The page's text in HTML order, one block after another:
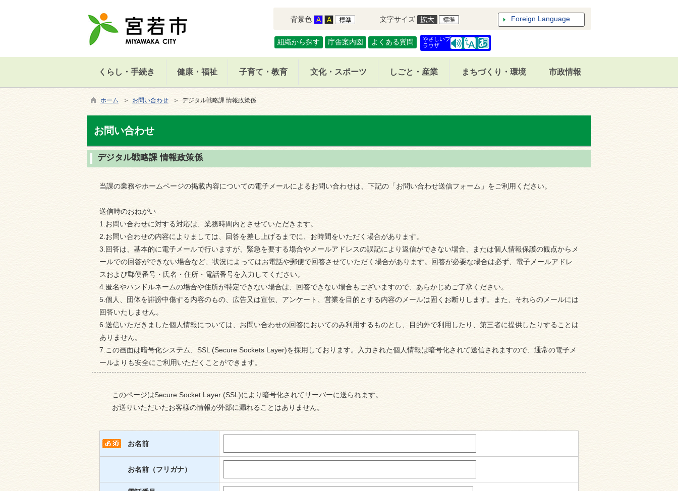
背景色 文字サイズ Foreign Language
組織から探す 庁舎案内図 よくある質問
やさしいブ
ラウザ
くらし・手続き 健康・福祉 子育て・教育 文化・スポーツ しごと・産業 まちづくり・環境 市政情報
ホーム ＞ お問い合わせ ＞ デジタル戦略課 情報政策係
お問い合わせ
デジタル戦略課 情報政策係
当課の業務やホームページの掲載内容についての電子メールによるお問い合わせは、下記の「お問い合わせ送信フォーム」をご利用ください。
送信時のおねがい
1.お問い合わせに対する対応は、業務時間内とさせていただきます。
2.お問い合わせの内容によりましては、回答を差し上げるまでに、お時間をいただく場合があります。
3.回答は、基本的に電子メールで行いますが、緊急を要する場合やメールアドレスの誤記により返信ができない場合、または個人情報保護の観点からメ
ールでの回答ができない場合など、状況によってはお電話や郵便で回答させていただく場合があります。回答が必要な場合は必ず、電子メールアドレ
スおよび郵便番号・氏名・住所・電話番号を入力してください。
4.匿名やハンドルネームの場合や住所が特定できない場合は、回答できない場合もございますので、あらかじめご了承ください。
5.個人、団体を誹謗中傷する内容のもの、広告又は宣伝、アンケート、営業を目的とする内容のメールは固くお断りします。また、それらのメールには
回答いたしません。
6.送信いただきました個人情報については、お問い合わせの回答においてのみ利用するものとし、目的外で利用したり、第三者に提供したりすることは
ありません。
7.この画面は暗号化システム、SSL (Secure Sockets Layer)を採用しております。入力された個人情報は暗号化されて送信されますので、通常の電子メ
ールよりも安全にご利用いただくことができます。
このページはSecure Socket Layer (SSL)により暗号化されてサーバーに送られます。
お送りいただいたお客様の情報が外部に漏れることはありません。
お名前
お名前（フリガナ）